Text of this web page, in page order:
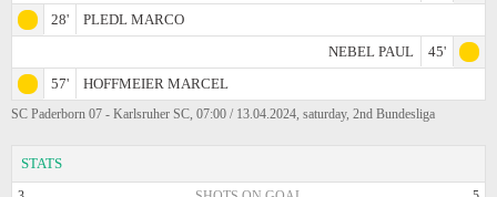
28'
PLEDL MARCO
NEBEL PAUL
45'
57'
HOFFMEIER MARCEL
SC Paderborn 07 - Karlsruher SC, 07:00 / 13.04.2024, saturday, 2nd Bundesliga
STATS